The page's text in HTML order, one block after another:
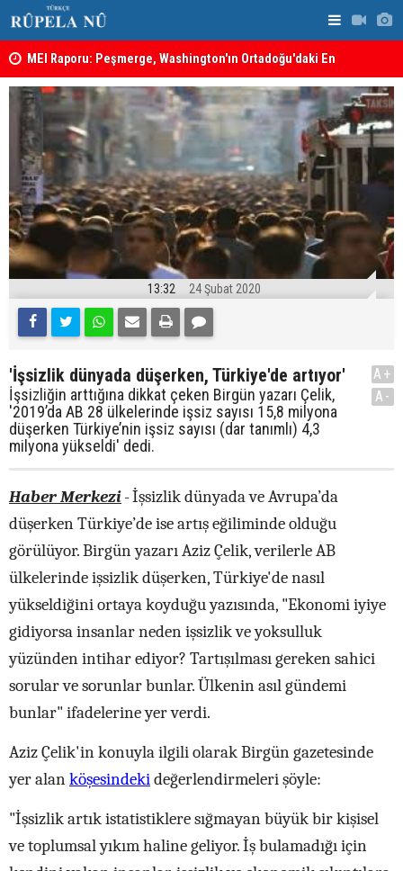
MEI Raporu: Peşmerge, Washington'ın Ortadoğu'daki En
Önemli Güvenlik Ortaklarından Biri ABD'nin
13:32 24 Şubat 2020
'İşsizlik dünyada düşerken, Türkiye'de artıyor'
İşsizliğin arttığına dikkat çeken Birgün yazarı Çelik,
'2019’da AB 28 ülkelerinde işsiz sayısı 15,8 milyona
düşerken Türkiye’nin işsiz sayısı (dar tanımlı) 4,3
milyona yükseldi' dedi.
A+
A-
Haber Merkezi-İşsizlik dünyada ve Avrupa’da
düşerken Türkiye’de ise artış eğiliminde olduğu
görülüyor. Birgün yazarı Aziz Çelik, verilerle AB
ülkelerinde işsizlik düşerken, Türkiye'de nasıl
yükseldiğini ortaya koyduğu yazısında, "Ekonomi iyiye
gidiyorsa insanlar neden işsizlik ve yoksulluk
yüzünden intihar ediyor? Tartışılması gereken sahici
sorular ve sorunlar bunlar. Ülkenin asıl gündemi
bunlar" ifadelerine yer verdi.
Aziz Çelik'in konuyla ilgili olarak Birgün gazetesinde
yer alanköşesindekideğerlendirmeleri şöyle:
"İşsizlik artık istatistiklere sığmayan büyük bir kişisel
ve toplumsal yıkım haline geliyor. İş bulamadığı için